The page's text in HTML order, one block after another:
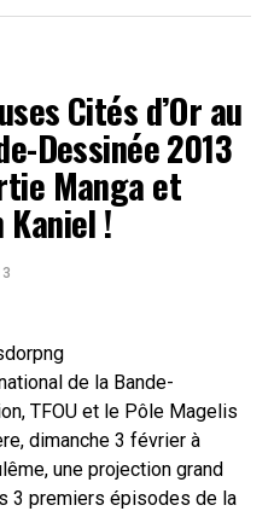
son livre sur
Cités d’Or au
Dessinée 2013
Manga et
Kaniel !
de la Bande-
TFOU et le Pôle Magelis
dimanche 3 février à
une projection grand
3 premiers épisodes de la